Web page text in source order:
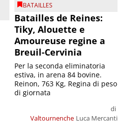
BATAILLES
Batailles de Reines:
Tiky, Alouette e
Amoureuse regine a
Breuil-Cervinia
Valtournenche
di
Luca Mercanti
Per la seconda eliminatoria
estiva, in arena 84 bovine.
Reinon, 763 Kg, Regina di peso
di giornata